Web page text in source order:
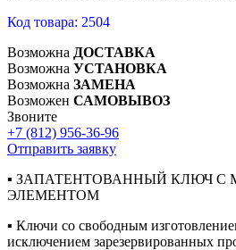
Код товара: 2504
Возможна ДОСТАВКА
Возможна УСТАНОВКА
Возможна ЗАМЕНА
Возможен САМОВЫВОЗ
Звоните
+7 (812) 956-36-96
Отправить заявку
▪ ЗАПАТЕНТОВАННЫЙ КЛЮЧ
ЭЛЕМЕНТОМ
▪ Ключи со свободным
исключением зарезервированных